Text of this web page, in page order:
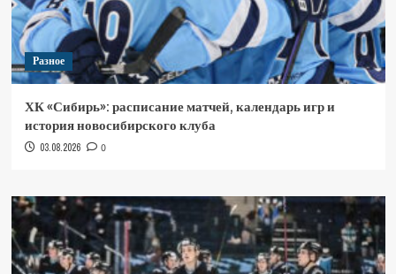
Разное
ХК «Сибирь»: расписание матчей, календарь игр и
история новосибирского клуба
03.08.2026 0